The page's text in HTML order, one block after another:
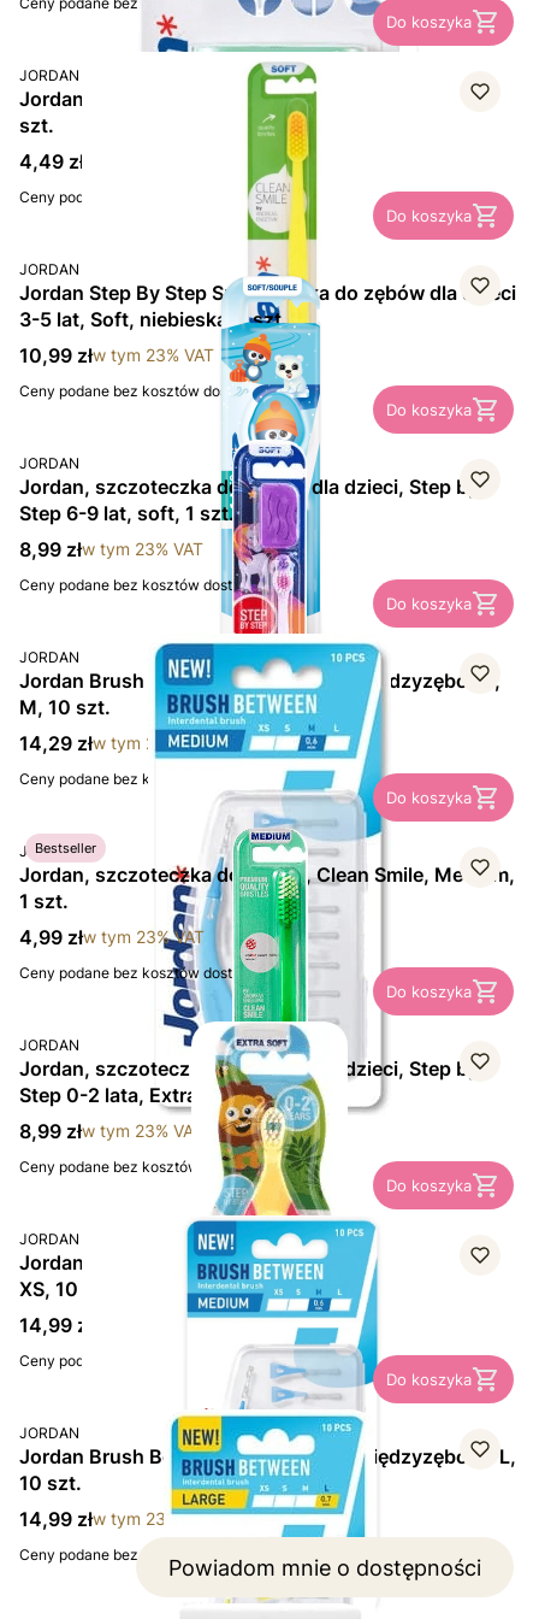
Do koszyka
PRODUCENT
JORDAN
Jordan, szczoteczka do zębów, Clean Smile, soft, 1
szt.
Cena brutto
4,49 zł
Ceny podane bez kosztów dostawy.
Do koszyka
PRODUCENT
JORDAN
Jordan Step By Step Szczoteczka do zębów dla dzieci
3-5 lat, Soft, niebieska, 1 szt.
Cena brutto
10,99 złw tym 23% VAT
Ceny podane bez kosztów dostawy.
Do koszyka
PRODUCENT
JORDAN
Jordan, szczoteczka do zębów dla dzieci, Step by
Step 6-9 lat, soft, 1 szt.
Cena brutto
8,99 złw tym 23% VAT
Ceny podane bez kosztów dostawy.
Do koszyka
PRODUCENT
JORDAN
Jordan Brush Between, szczoteczki międzyzębowe,
M, 10 szt.
Cena brutto
14,29 złw tym 23%VAT
Ceny podane bez kosztów dostawy.
Bestseller
Do koszyka
PRODUCENT
JORDAN
Jordan, szczoteczka do zębów, Clean Smile, Medium,
1 szt.
Cena brutto
4,99 złw tym 23%VAT
Ceny podane bez kosztów dostawy.
Do koszyka
PRODUCENT
JORDAN
Jordan, szczoteczka do zębów dla dzieci, Step by
Step 0-2 lata, Extra Soft, 1 szt.
Cena brutto
8,99 złw tym 23% VAT
Ceny podane bez kosztów dostawy.
Do koszyka
PRODUCENT
JORDAN
Jordan Brush Between, szczoteczki międzyzębowe
XS, 10 szt.
Cena brutto
14,99 zł VAT
Ceny podane bez kosztów dostawy.
Do koszyka
PRODUCENT
JORDAN
Jordan Brush Between, szczoteczki międzyzębowe L,
10 szt.
Cena brutto
14,99 złw tym 23%VAT
Ceny podane bez kosztów dostawy.Powiadom mnie o dostępności